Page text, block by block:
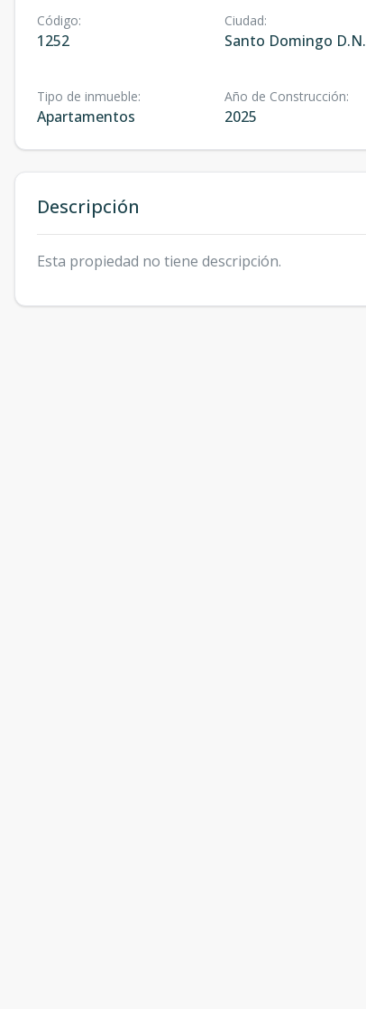
Código:
1252
Ciudad:
Santo Domingo D.N.
Tipo de inmueble:
Apartamentos
Año de Construcción:
2025
Descripción
Esta propiedad no tiene descripción.